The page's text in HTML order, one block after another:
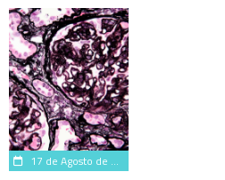
17 de Agosto de 2023